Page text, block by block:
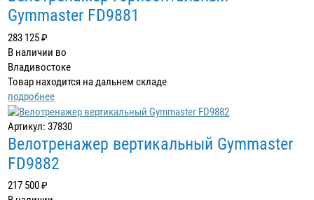
Gymmaster FD9881
283 125 ₽
В наличии во
Владивостоке
Товар находится на дальнем складе
подробнее
Артикул: 37830
Велотренажер вертикальный Gymmaster
FD9882
217 500 ₽